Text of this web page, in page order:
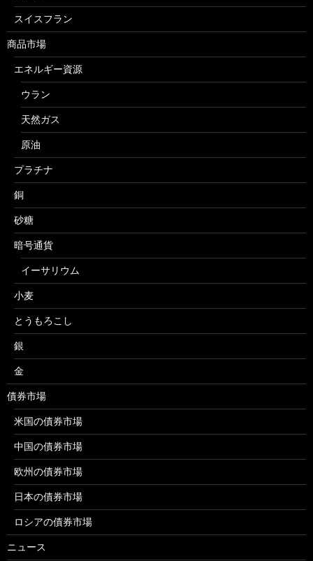
スイスフラン
商品市場
エネルギー資源
ウラン
天然ガス
原油
プラチナ
銅
砂糖
暗号通貨
イーサリウム
小麦
とうもろこし
銀
金
債券市場
米国の債券市場
中国の債券市場
欧州の債券市場
日本の債券市場
ロシアの債券市場
ニュース